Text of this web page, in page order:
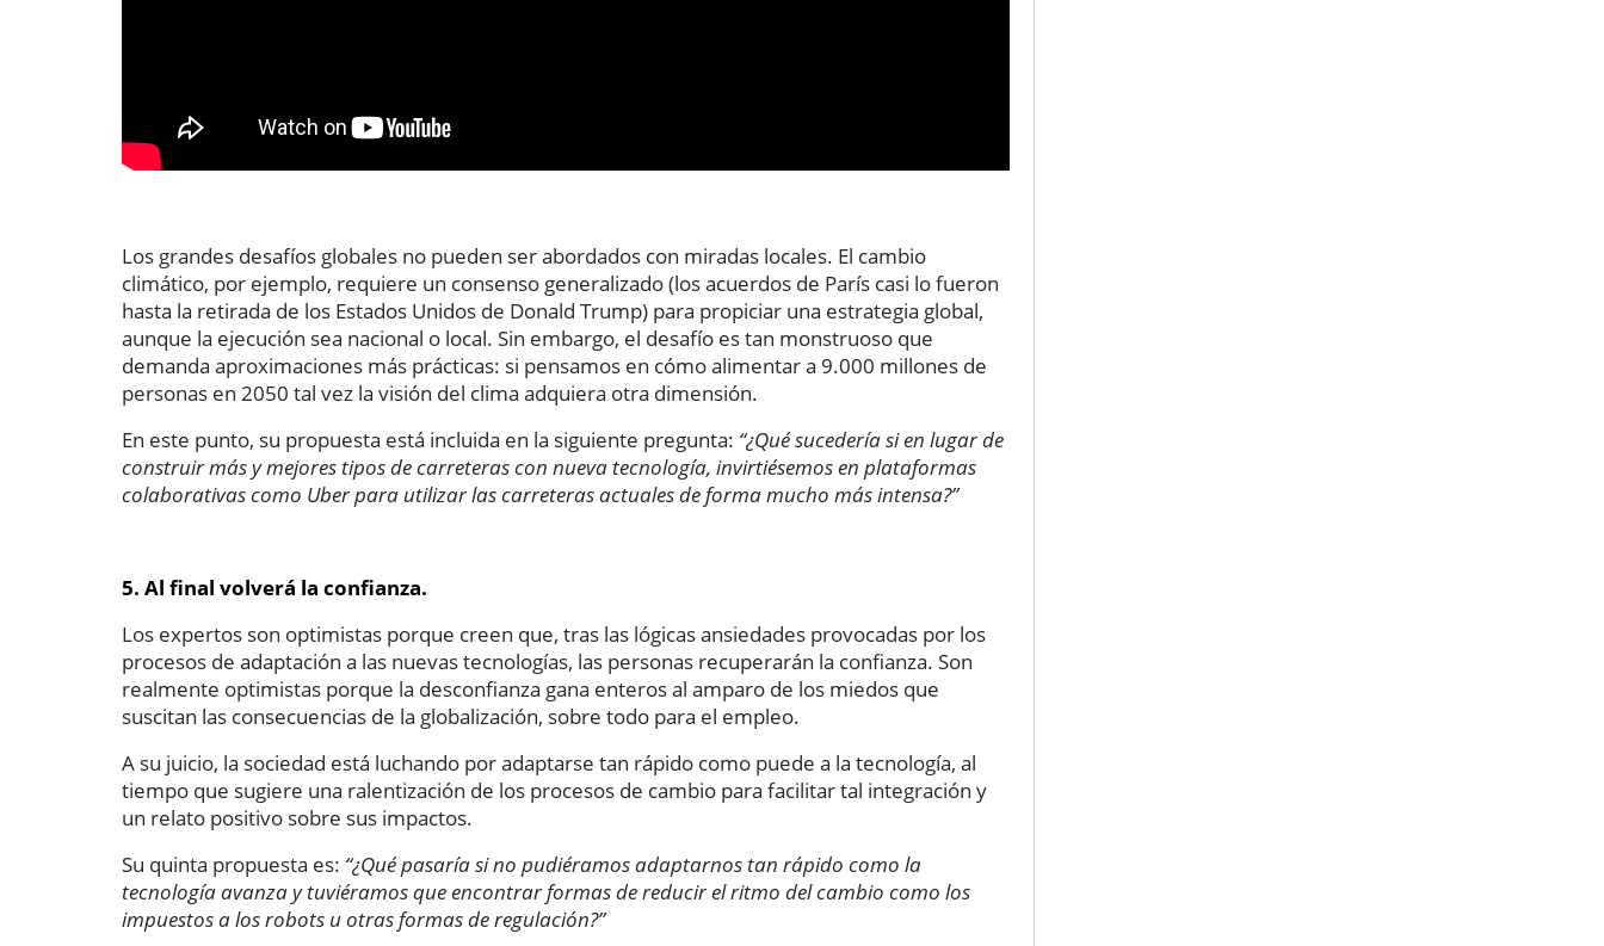
Los grandes desafíos globales no pueden ser abordados con miradas locales. El cambio
climático, por ejemplo, requiere un consenso generalizado (los acuerdos de París casi lo fueron
hasta la retirada de los Estados Unidos de Donald Trump) para propiciar una estrategia global,
aunque la ejecución sea nacional o local. Sin embargo, el desafío es tan monstruoso que
demanda aproximaciones más prácticas: si pensamos en cómo alimentar a 9.000 millones de
personas en 2050 tal vez la visión del clima adquiera otra dimensión.
En este punto, su propuesta está incluida en la siguiente pregunta: “¿Qué sucedería si en lugar de
construir más y mejores tipos de carreteras con nueva tecnología, invirtiésemos en plataformas
colaborativas como Uber para utilizar las carreteras actuales de forma mucho más intensa?”
5. Al final volverá la confianza.
Los expertos son optimistas porque creen que, tras las lógicas ansiedades provocadas por los
procesos de adaptación a las nuevas tecnologías, las personas recuperarán la confianza. Son
realmente optimistas porque la desconfianza gana enteros al amparo de los miedos que
suscitan las consecuencias de la globalización, sobre todo para el empleo.
A su juicio, la sociedad está luchando por adaptarse tan rápido como puede a la tecnología, al
tiempo que sugiere una ralentización de los procesos de cambio para facilitar tal integración y
un relato positivo sobre sus impactos.
Su quinta propuesta es: “¿Qué pasaría si no pudiéramos adaptarnos tan rápido como la
tecnología avanza y tuviéramos que encontrar formas de reducir el ritmo del cambio como los
impuestos a los robots u otras formas de regulación?”